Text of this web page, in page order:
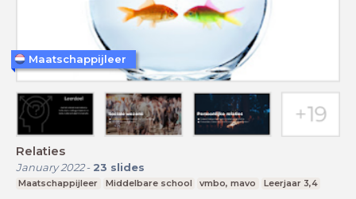
Relaties
January 2022- 23 slides
Maatschappijleer Middelbare school vmbo, mavo Leerjaar 3,4
Maatschappijleer